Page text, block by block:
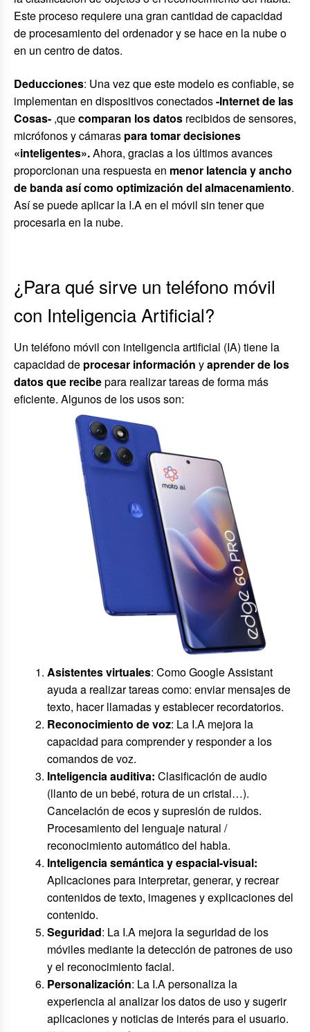
Este proceso requiere una gran cantidad de capacidad
de procesamiento del ordenador y se hace en la nube o
en un centro de datos.
Deducciones: Una vez que este modelo es confiable, se
implementan en dispositivos conectados-Internet de las
Cosas- ,quecomparan los datos recibidos de sensores,
micrófonos y cámaras para tomar decisiones
«inteligentes».Ahora, gracias a los últimos avances
proporcionan una respuesta en menor latencia y ancho
de banda así como optimización del almacenamiento.
Así se puede aplicar la I.A en el móvil sin tener que
procesarla en la nube.
¿Para qué sirve un teléfono móvil
con Inteligencia Artificial?
Un teléfono móvil con inteligencia artificial (IA) tiene la
capacidad de procesar información yaprender de los
datos que recibepara realizar tareas de forma más
eficiente. Algunos de los usos son:
Asistentes virtuales: Como Google Assistant
ayuda a realizar tareas como: enviar mensajes de
texto, hacer llamadas y establecer recordatorios.
Reconocimiento de voz: La I.A mejora la
capacidad para comprender y responder a los
comandos de voz.
Inteligencia auditiva: Clasificación de audio
(llanto de un bebé, rotura de un cristal…).
Cancelación de ecos y supresión de ruidos.
Procesamiento del lenguaje natural /
reconocimiento automático del habla.
Inteligencia semántica y espacial-visual:
Aplicaciones para interpretar, generar, y recrear
contenidos de texto, imagenes y explicaciones del
contenido.
Seguridad: La I.A mejora la seguridad de los
móviles mediante la detección de patrones de uso
y el reconocimiento facial.
Personalización: La I.A personaliza la
experiencia al analizar los datos de uso y sugerir
aplicaciones y noticias de interés para el usuario.